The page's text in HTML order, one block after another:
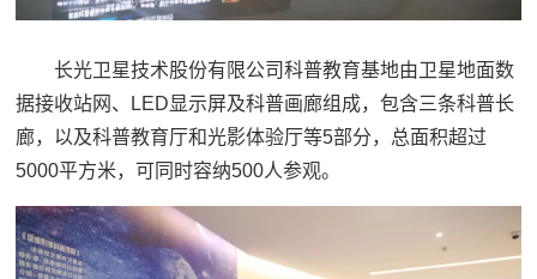
长光卫星技术股份有限公司科普教育基地由卫星地面数
据接收站网、LED显示屏及科普画廊组成，包含三条科普长
廊，以及科普教育厅和光影体验厅等5部分，总面积超过
5000平方米，可同时容纳500人参观。